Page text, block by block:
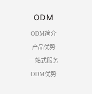
ODM
ODM简介
产品优势
一站式服务
ODM优势